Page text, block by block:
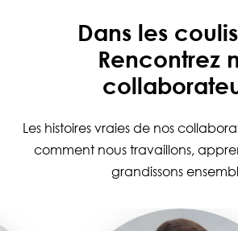
Dans les
Rencontrez
Les histoires vraies de nos
comment nous travaillons,
grandissons